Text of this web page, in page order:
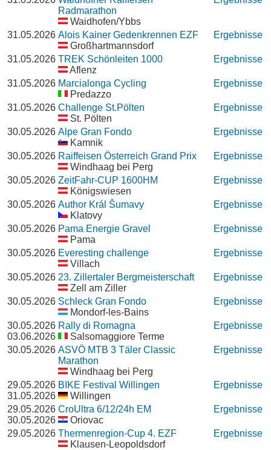
Radmarathon
Waidhofen/Ybbs
31.05.2026 Alois Kainer Gedenkrennen EZF
Großhartmannsdorf
Ergebnisse
31.05.2026 TREK Schönleiten 1000
Aflenz
Ergebnisse
31.05.2026 Marcialonga Cycling
Predazzo
Ergebnisse
31.05.2026 Challenge St.Pölten
St. Pölten
Ergebnisse
30.05.2026 Alpe Gran Fondo
Kamnik
Ergebnisse
30.05.2026 Raiffeisen Österreich Grand Prix
Windhaag bei Perg
Ergebnisse
30.05.2026 ZeitFahr-CUP 1600HM
Königswiesen
Ergebnisse
30.05.2026 Author Král Šumavy
Klatovy
Ergebnisse
30.05.2026 Pama Energie Gravel
Pama
Ergebnisse
30.05.2026 Everesting challenge
Villach
Ergebnisse
30.05.2026 23. Zillertaler Bergmeisterschaft
Zell am Ziller
Ergebnisse
30.05.2026 Schleck Gran Fondo
Mondorf-les-Bains
Ergebnisse
30.05.2026
03.06.2026
Rally di Romagna
Salsomaggiore Terme
Ergebnisse
30.05.2026 ASVÖ MTB 3 Täler Classic
Marathon
Windhaag bei Perg
Ergebnisse
29.05.2026
31.05.2026
BIKE Festival Willingen
Willingen
Ergebnisse
29.05.2026
30.05.2026
CroUltra 6/12/24h EM
Oriovac
Ergebnisse
29.05.2026 Thermenregion-Cup 4. EZF
Klausen-Leopoldsdorf
Ergebnisse